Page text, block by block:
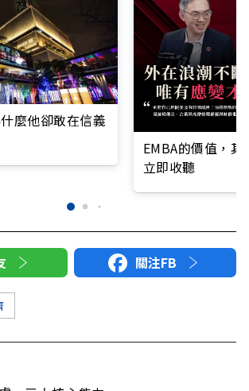
麼他卻敢在信義
EMBA的價值，
立即收聽
關注FB